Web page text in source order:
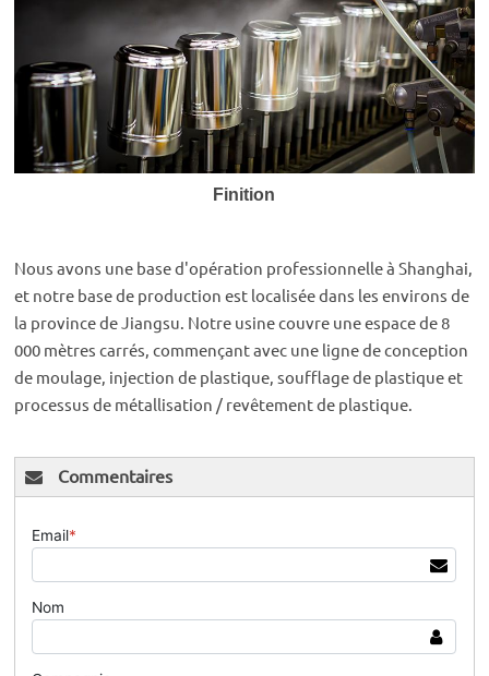
Finition
Nous avons une base d'opération professionnelle à Shanghai,
et notre base de production est localisée dans les environs de
la province de Jiangsu. Notre usine couvre une espace de 8
000 mètres carrés, commençant avec une ligne de conception
de moulage, injection de plastique, soufflage de plastique et
processus de métallisation / revêtement de plastique.
Commentaires